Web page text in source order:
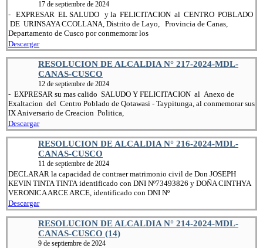
17 de septiembre de 2024
- EXPRESAR EL SALUDO y la FELICITACION al CENTRO POBLADO
DE URINSAYA CCOLLANA, Distrito de Layo, Provincia de Canas,
Departamento de Cusco por conmemorar los
Descargar
RESOLUCION DE ALCALDIA N° 217-2024-MDL-
CANAS-CUSCO
12 de septiembre de 2024
- EXPRESAR su mas calido SALUDO Y FELICITACION al Anexo de
Exaltacion del Centro Poblado de Qotawasi - Taypitunga, al conmemorar sus
IX Aniversario de Creacion Politica,
Descargar
RESOLUCION DE ALCALDIA N° 216-2024-MDL-
CANAS-CUSCO
11 de septiembre de 2024
DECLARAR la capacidad de contraer matrimonio civil de Don JOSEPH
KEVIN TINTA TINTA identificado con DNI Nº73493826 y DOÑA CINTHYA
VERONICA ARCE ARCE, identificado con DNI Nº
Descargar
RESOLUCION DE ALCALDIA N° 214-2024-MDL-
CANAS-CUSCO (14)
9 de septiembre de 2024